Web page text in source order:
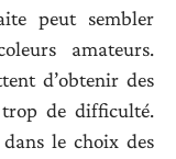
peut sembler
amateurs.
d’obtenir des
de difficulté.
le choix des